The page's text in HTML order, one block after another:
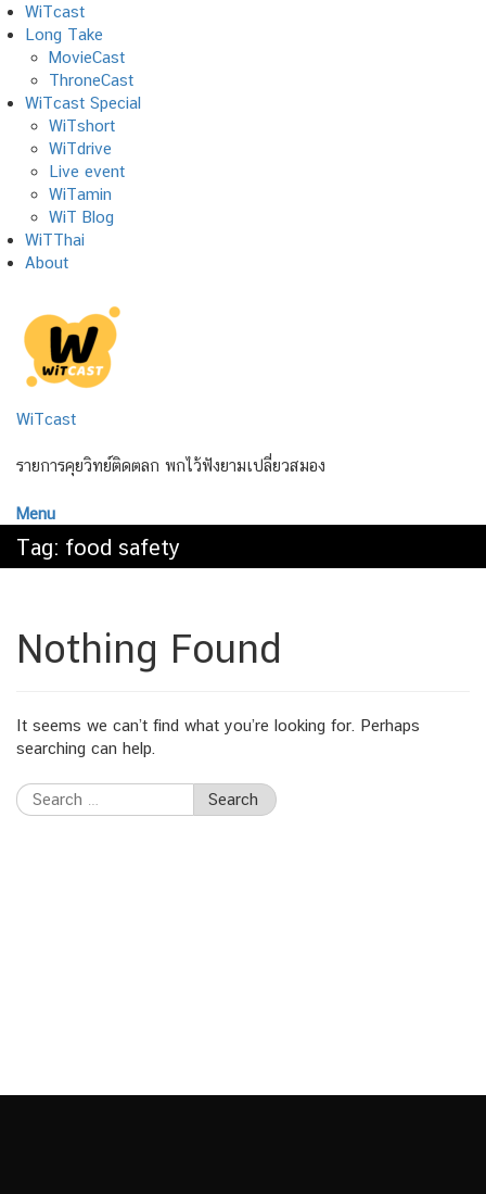
Skip
to
content
WiTcast
Long Take
MovieCast
ThroneCast
WiTcast Special
WiTshort
WiTdrive
Live event
WiTamin
WiT Blog
WiTThai
About
WiTcast
รายการคุยวิทย์ติดตลก พกไว้ฟังยามเปลี่ยวสมอง
Menu
Tag: food safety
Nothing Found
It seems we can’t find what you’re looking for. Perhaps
searching can help.
Search
for: